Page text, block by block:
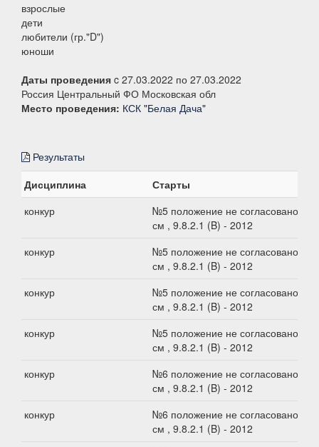
взрослые
дети
любители (гр."D")
юноши
Даты проведения c 27.03.2022 по 27.03.2022
Россия Центральный ФО Московская обл
Место проведения: КСК "Белая Дача"
Результаты
Дисциплина
Старты
конкур
№5 положение не согласовано, 70
см , 9.8.2.1 (B) - 2012
конкур
№5 положение не согласовано, 60
см , 9.8.2.1 (B) - 2012
конкур
№5 положение не согласовано, 70
см , 9.8.2.1 (B) - 2012
конкур
№5 положение не согласовано, 60
см , 9.8.2.1 (B) - 2012
конкур
№6 положение не согласовано, 80
см , 9.8.2.1 (B) - 2012
конкур
№6 положение не согласовано, 90
см , 9.8.2.1 (B) - 2012